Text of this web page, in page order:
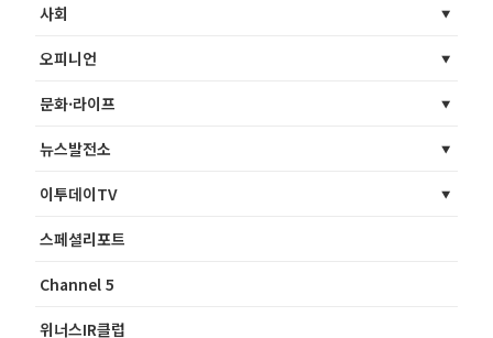
사회
오피니언
문화·라이프
뉴스발전소
이투데이TV
스페셜리포트
Channel 5
위너스IR클럽